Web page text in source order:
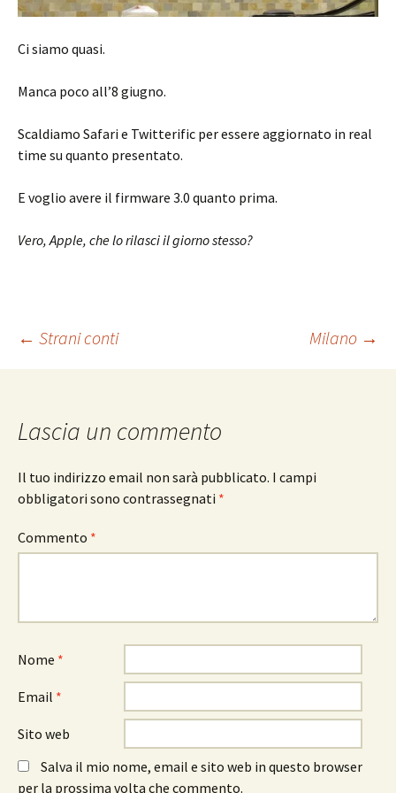
Ci siamo quasi.
Manca poco all’8 giugno.
Scaldiamo Safari e Twitterific per essere aggiornato in real
time su quanto presentato.
E voglio avere il firmware 3.0 quanto prima.
Vero, Apple, che lo rilasci il giorno stesso?
Navigazione
← Strani conti Milano →
Lascia un commento
Il tuo indirizzo email non sarà pubblicato. I campi
obbligatori sono contrassegnati *
Commento *
Nome *
Email *
Sito web
Salva il mio nome, email e sito web in questo browser
per la prossima volta che commento.